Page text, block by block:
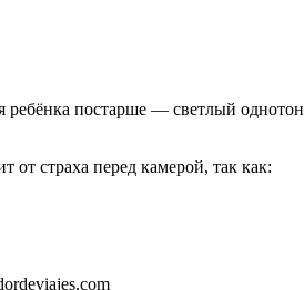
постарше — светлый
страха перед камерой, так как: